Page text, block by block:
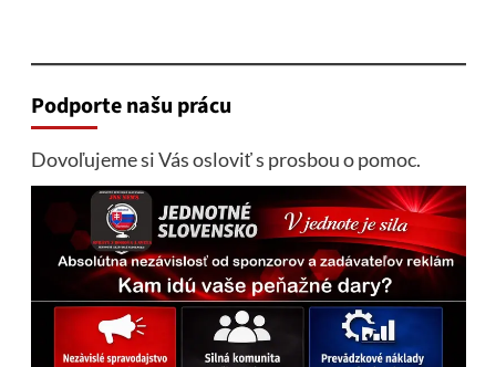
Podporte našu prácu
Dovoľujeme si Vás osloviť s prosbou o pomoc.